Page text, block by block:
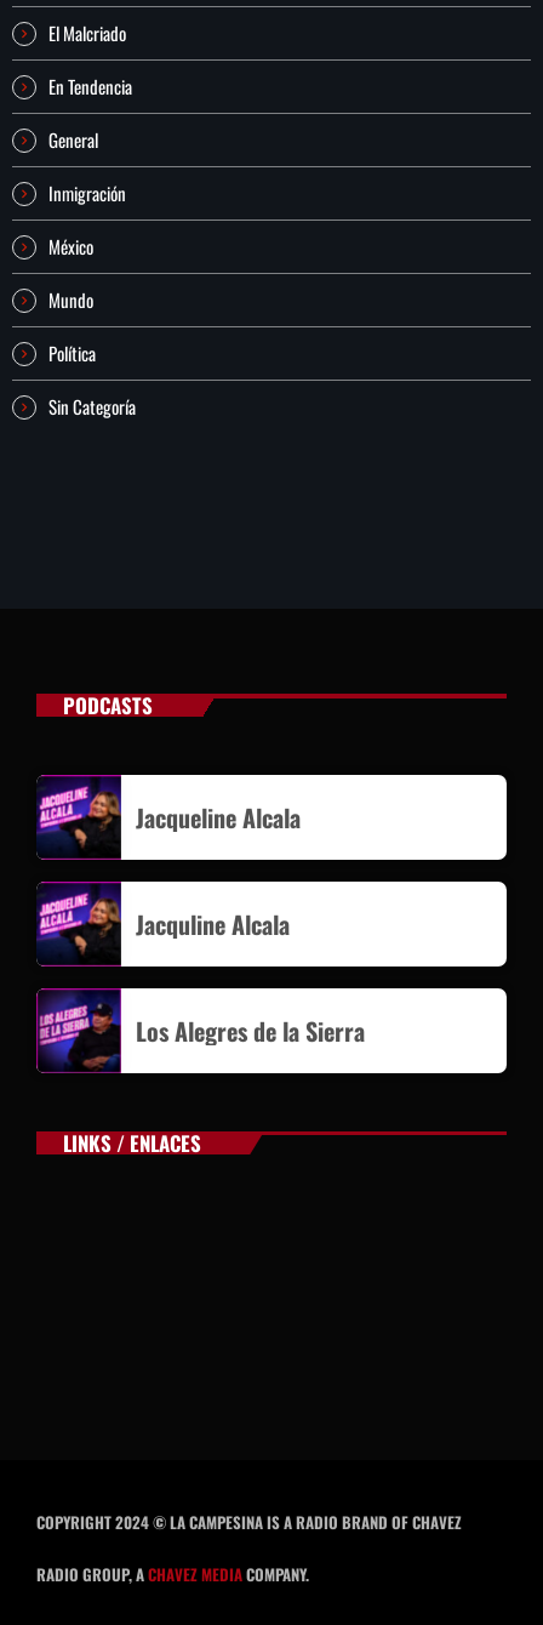
El Malcriado
En Tendencia
General
Inmigración
México
Mundo
Política
Sin Categoría
PODCASTS
Jacqueline Alcala
Jacquline Alcala
Los Alegres de la Sierra
LINKS / ENLACES
COPYRIGHT 2024 © LA CAMPESINA IS A RADIO BRAND OF CHAVEZ
RADIO GROUP, ACHAVEZ MEDIACOMPANY.